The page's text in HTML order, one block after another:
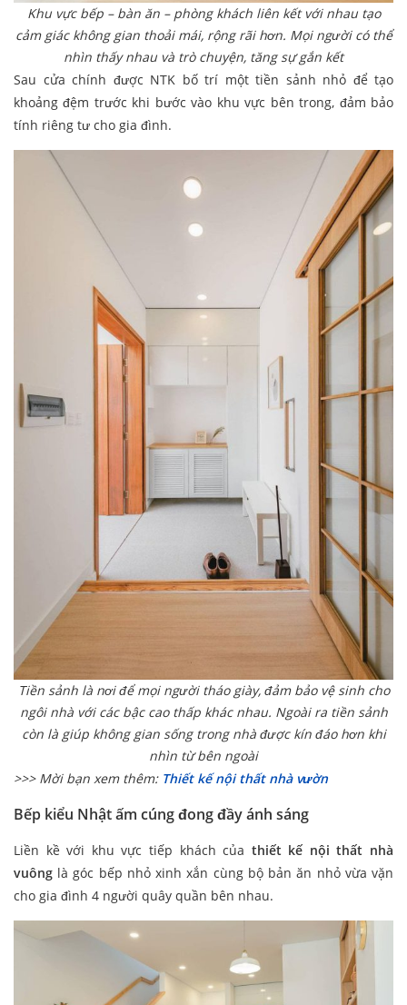
Khu vực bếp – bàn ăn – phòng khách liên kết với nhau tạo
cảm giác không gian thoải mái, rộng rãi hơn. Mọi người có thể
nhìn thấy nhau và trò chuyện, tăng sự gắn kết
Sau cửa chính được NTK bố trí một tiền sảnh nhỏ để tạo
khoảng đệm trước khi bước vào khu vực bên trong, đảm bảo
tính riêng tư cho gia đình.
Tiền sảnh là nơi để mọi người tháo giày, đảm bảo vệ sinh cho
ngôi nhà với các bậc cao thấp khác nhau. Ngoài ra tiền sảnh
còn là giúp không gian sống trong nhà được kín đáo hơn khi
nhìn từ bên ngoài
>>> Mời bạn xem thêm: Thiết kế nội thất nhà vườn
Bếp kiểu Nhật ấm cúng đong đầy ánh sáng
Liền kề với khu vực tiếp khách của thiết kế nội thất nhà
vuông là góc bếp nhỏ xinh xắn cùng bộ bản ăn nhỏ vừa vặn
cho gia đình 4 người quây quần bên nhau.